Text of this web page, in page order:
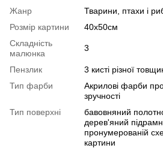
Жанр
Тварини, птахи і
Розмір картини
40x50см
Складність
малюнка
3
Пензлик
3 кисті різної
Тип фарби
Акрилові фарби
зручності
Тип поверхні
бавовняний
дерев'яний
пронумерованій
картини